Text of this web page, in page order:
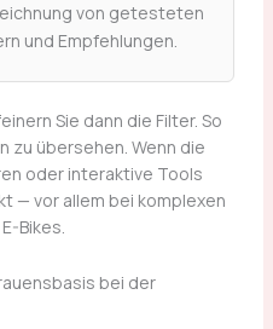
von getesteten
und Empfehlungen.
Sie dann die Filter. So
zu übersehen. Wenn die
oder interaktive Tools
— vor allem bei komplexen
Bikes.
bei der